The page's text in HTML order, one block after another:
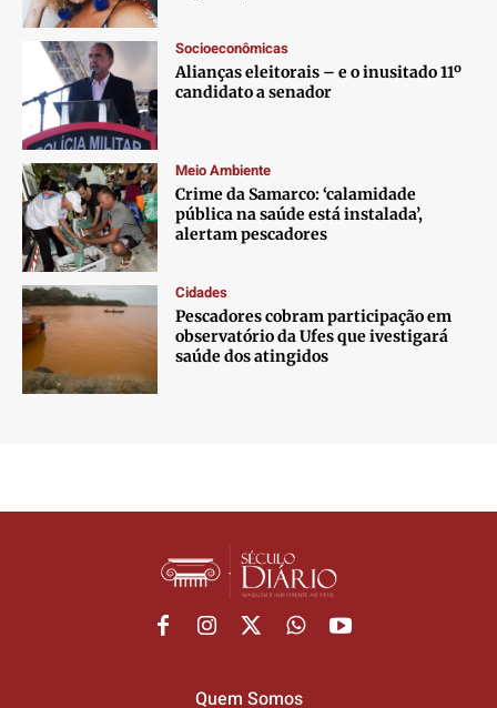
Socioeconômicas
Alianças eleitorais – e o inusitado 11º
candidato a senador
Meio Ambiente
Crime da Samarco: ‘calamidade
pública na saúde está instalada’,
alertam pescadores
Cidades
Pescadores cobram participação em
observatório da Ufes que ivestigará
saúde dos atingidos
Quem Somos